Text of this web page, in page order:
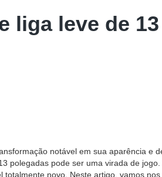
liga leve de
notável em sua aparência e
polegadas pode ser uma virada de
novo. Neste artigo, vamos